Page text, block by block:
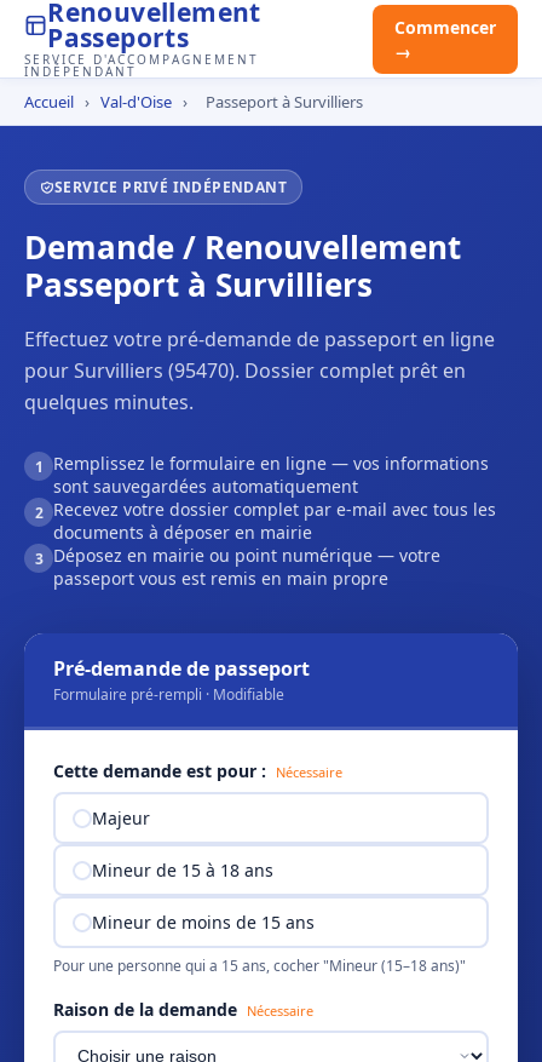
Renouvellement
Passeports
SERVICE D'ACCOMPAGNEMENT
INDÉPENDANT
Commencer
→
Accueil › Val-d'Oise › Passeport à Survilliers
SERVICE PRIVÉ INDÉPENDANT
Demande / Renouvellement
Passeport à Survilliers
Effectuez votre pré-demande de passeport en ligne
pour Survilliers (95470). Dossier complet prêt en
quelques minutes.
1
Remplissez le formulaire en ligne — vos informations
sont sauvegardées automatiquement
2 Recevez votre dossier complet par e-mail avec tous les
documents à déposer en mairie
3 Déposez en mairie ou point numérique — votre
passeport vous est remis en main propre
Pré-demande de passeport
Formulaire pré-rempli · Modifiable
Cette demande est pour : Nécessaire
Majeur
Mineur de 15 à 18 ans
Mineur de moins de 15 ans
Pour une personne qui a 15 ans, cocher "Mineur (15–18 ans)"
Raison de la demande Nécessaire